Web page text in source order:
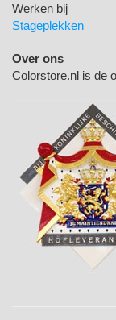
Werken bij
Stageplekken
Over ons
Colorstore.nl is de